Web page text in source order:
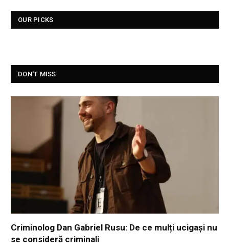
OUR PICKS
DON'T MISS
Criminolog Dan Gabriel Rusu: De ce mulți ucigași nu
se consideră criminali